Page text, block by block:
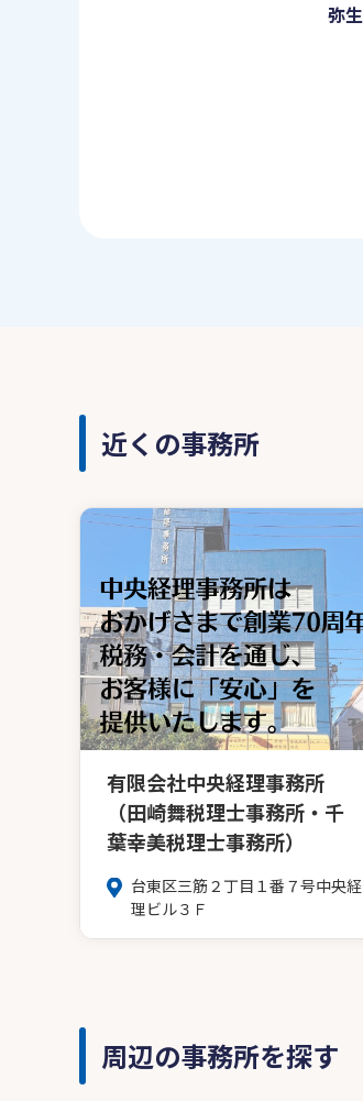
弥
近くの事務所
有限会社中央経理事務所
（田崎舞税理士事務所・千
葉幸美税理士事務所）
台東区三筋２丁目１番７号中央経
理ビル３Ｆ
周辺の事務所を探す